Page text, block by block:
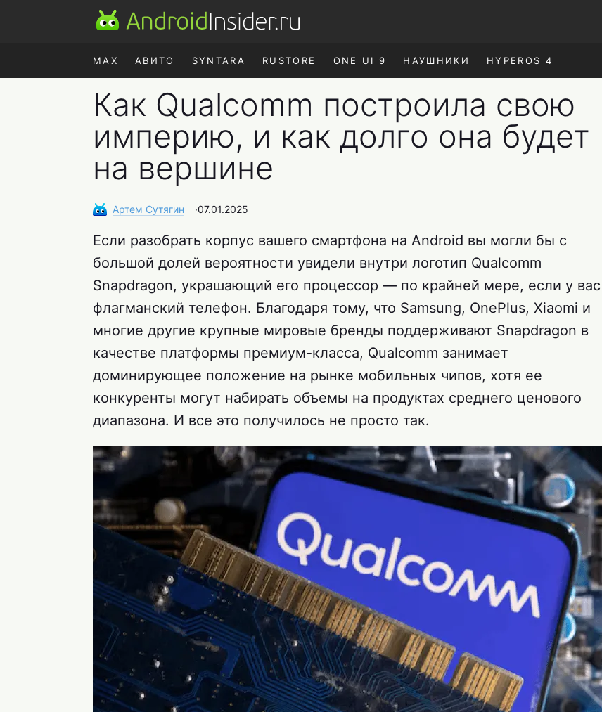
MAX АВИТО SYNTARA RUSTORE ONE UI 9 НАУШНИКИ HYPEROS 4
Как Qualcomm построила свою
империю, и как долго она будет
на вершине
Артем Сутягин ∙07.01.2025
Если разобрать корпус вашего смартфона на Android вы могли бы с
большой долей вероятности увидели внутри логотип Qualcomm
Snapdragon, украшающий его процессор — по крайней мере, если у вас
флагманский телефон. Благодаря тому, что Samsung, OnePlus, Xiaomi и
многие другие крупные мировые бренды поддерживают Snapdragon в
качестве платформы премиум-класса, Qualcomm занимает
доминирующее положение на рынке мобильных чипов, хотя ее
конкуренты могут набирать объемы на продуктах среднего ценового
диапазона. И все это получилось не просто так.